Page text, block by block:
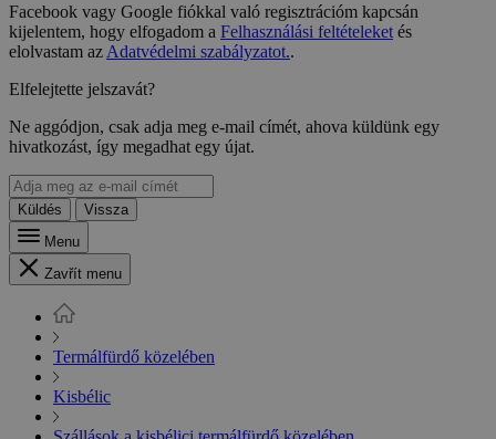
Facebook vagy Google fiókkal való regisztrációm kapcsán
kijelentem, hogy elfogadom a Felhasználási feltételeketés
elolvastam azAdatvédelmi szabályzatot..
Elfelejtette jelszavát?
Ne aggódjon, csak adja meg e-mail címét, ahova küldünk egy
hivatkozást, így megadhat egy újat.
Küldés
Vissza
Menu
Zavřít menu
Termálfürdő közelében
Kisbélic